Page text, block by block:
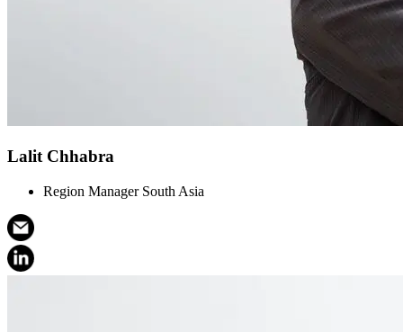
Lalit Chhabra
Region Manager South Asia